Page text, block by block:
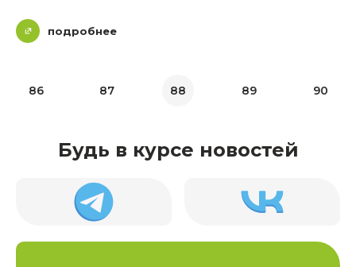
подробнее
86 87 88 89 90
Будь в курсе новостей